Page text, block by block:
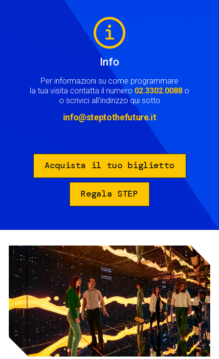
Info
Per informazioni su come programmare
la tua visita contatta il numero 02.3302.0088 o
o scrivici all'indirizzo qui sotto
info@steptothefuture.it
Acquista il tuo biglietto
Regala STEP